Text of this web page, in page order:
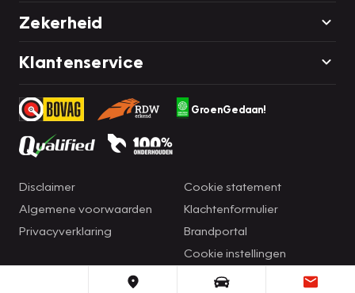
Zekerheid
Klantenservice
GroenGedaan!
Disclaimer
Algemene voorwaarden
Privacyverklaring
Cookie statement
Klachtenformulier
Brandportal
Cookie instellingen